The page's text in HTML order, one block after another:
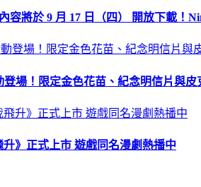
容將於 9 月 17 日（四） 開放下載！
登場！限定金色花苗、紀念明信片與
升》正式上市 遊戲同名漫劇熱播中